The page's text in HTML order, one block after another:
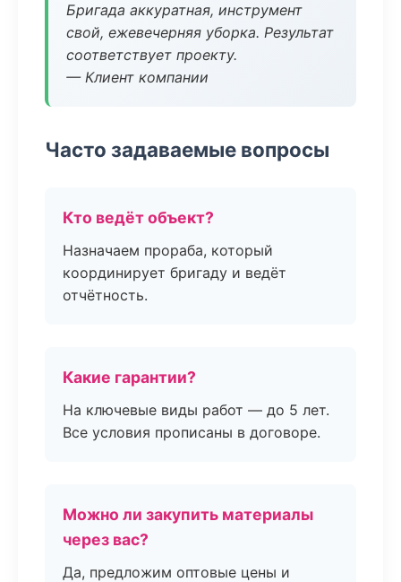
Бригада аккуратная, инструмент
свой, ежевечерняя уборка. Результат
соответствует проекту.
— Клиент компании
Часто задаваемые вопросы
Кто ведёт объект?
Назначаем прораба, который
координирует бригаду и ведёт
отчётность.
Какие гарантии?
На ключевые виды работ — до 5 лет.
Все условия прописаны в договоре.
Можно ли закупить материалы
через вас?
Да, предложим оптовые цены и